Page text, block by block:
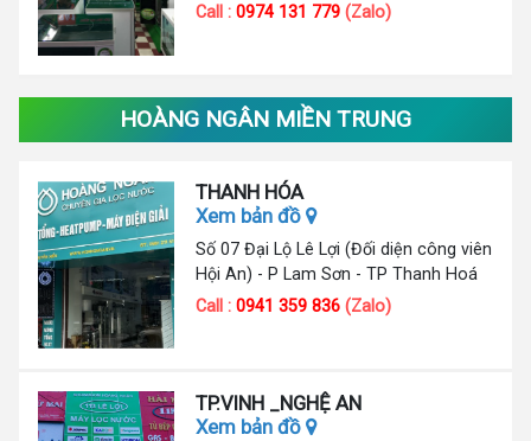
Call :0974 131 779 (Zalo)
HOÀNG NGÂN MIỀN TRUNG
THANH HÓA
Xem bản đồ
Số 07 Đại Lộ Lê Lợi (Đối diện công viên
Hội An) - P Lam Sơn - TP Thanh Hoá
Call :0941 359 836 (Zalo)
TP.VINH _NGHỆ AN
Xem bản đồ